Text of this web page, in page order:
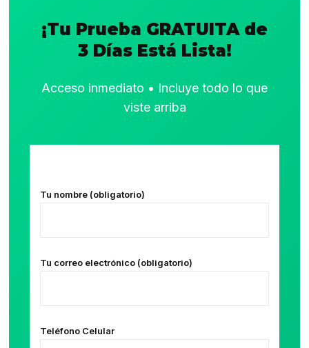
¡Tu Prueba GRATUITA de
3 Días Está Lista!
Acceso inmediato • Incluye todo lo que
viste arriba
Tu nombre (obligatorio)
Tu correo electrónico (obligatorio)
Teléfono Celular